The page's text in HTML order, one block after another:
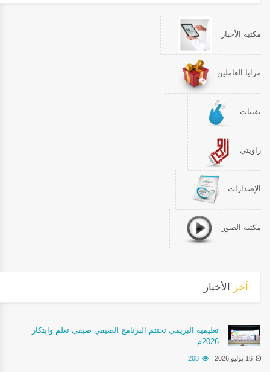
مكتبة الأخبار
مزايا العاملين
تقنيات
زاويتي
الإصدارات
مكتبة الصور
آخر الأخبار
تعليمية البريمي تختتم البرنامج الصيفي صيفي تعلم وابتكار
2026م
16 يوليو 2026 208